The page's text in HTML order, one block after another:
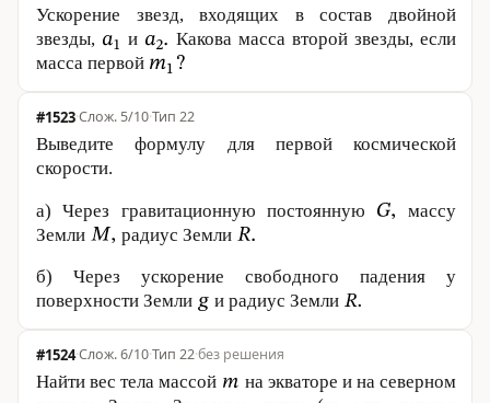
Ускорение звезд, входящих в состав двойной
звезды,
и
Какова масса второй звезды, если
масса первой
#1523· 5/10·Тип 22
Выведите формулу для первой космической
скорости.
а) Через гравитационную постоянную
массу
Земли
радиус Земли
б) Через ускорение свободного падения у
поверхности Земли
и радиус Земли
#1524· 6/10·Тип 22·без решения
Найти вес тела массой
на экваторе и на северном